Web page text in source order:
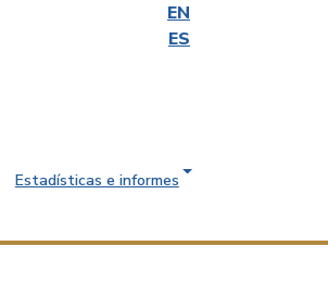
EN
ES
Estadísticas e informes